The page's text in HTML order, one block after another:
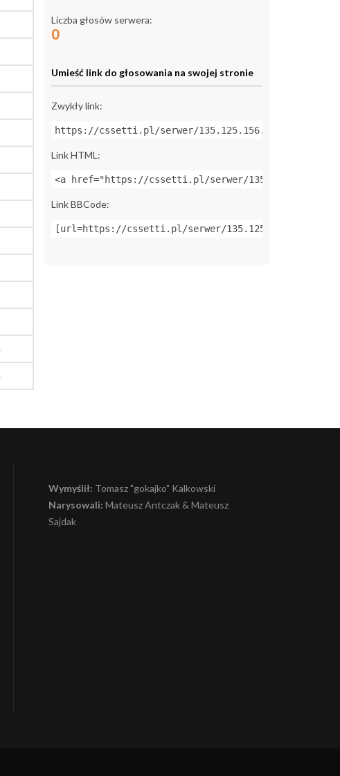
Liczba głosów serwera:
0
Umieść link do głosowania na swojej stronie
Zwykły link:
https://cssetti.pl/serwer/135.125.156.196:27025
Link HTML:
<a href="https://cssetti.pl/serwer/
Link BBCode:
[url=https://cssetti.pl/serwer/
Wymyślił: Tomasz "gokajko" Kalkowski
Narysowali: Mateusz Antczak & Mateusz
Sajdak